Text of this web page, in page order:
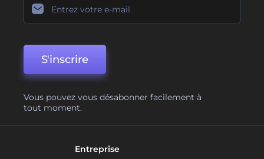
S'inscrire
Vous pouvez vous désabonner facilement à
tout moment.
Entreprise